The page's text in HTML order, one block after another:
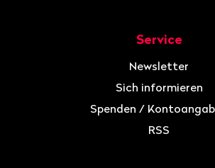
Service
Newsletter
Sich informieren
Spenden /
RSS